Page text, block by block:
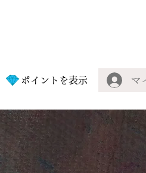
マ
ポイントを表示